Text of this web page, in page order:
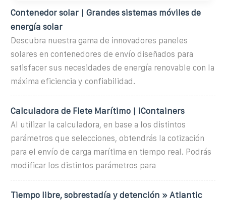
Contenedor solar | Grandes sistemas móviles de
energía solar
Descubra nuestra gama de innovadores paneles
solares en contenedores de envío diseñados para
satisfacer sus necesidades de energía renovable con la
máxima eficiencia y confiabilidad.
Calculadora de Flete Marítimo | iContainers
Al utilizar la calculadora, en base a los distintos
parámetros que selecciones, obtendrás la cotización
para el envío de carga marítima en tiempo real. Podrás
modificar los distintos parámetros para
Tiempo libre, sobrestadía y detención » Atlantic